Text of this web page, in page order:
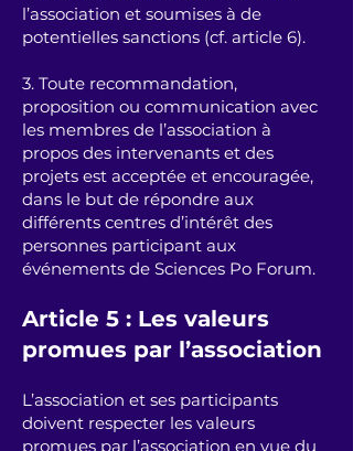
l’association et soumises à de
potentielles sanctions (cf. article 6).
3. Toute recommandation,
proposition ou communication avec
les membres de l’association à
propos des intervenants et des
projets est acceptée et encouragée,
dans le but de répondre aux
différents centres d’intérêt des
personnes participant aux
événements de Sciences Po Forum.
Article 5 : Les valeurs
promues par l’association
L’association et ses participants
doivent respecter les valeurs
promues par l’association en vue du